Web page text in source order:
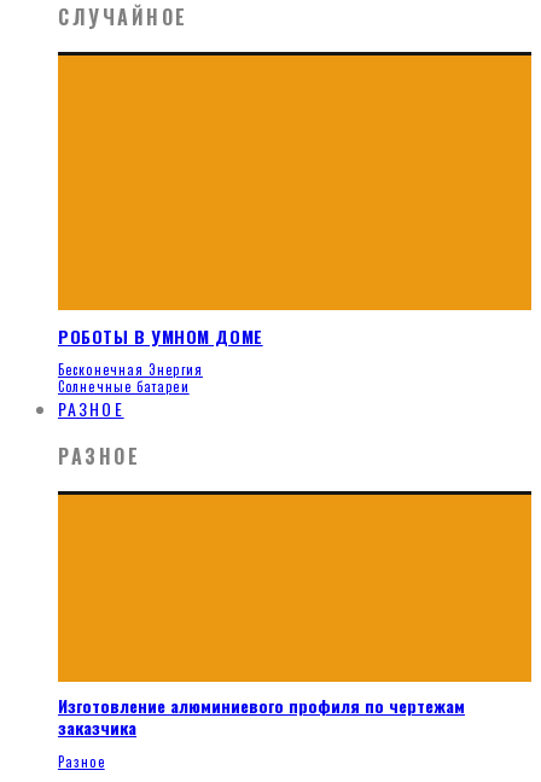
СЛУЧАЙНОЕ
РОБОТЫ В УМНОМ ДОМЕ
Бесконечная Энергия
Солнечные батареи
РАЗНОЕ
РАЗНОЕ
Изготовление алюминиевого профиля по чертежам
заказчика
Разное